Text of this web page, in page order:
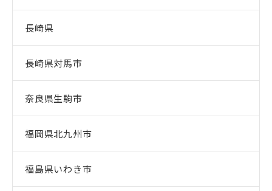
長崎県
長崎県対馬市
奈良県生駒市
福岡県北九州市
福島県いわき市